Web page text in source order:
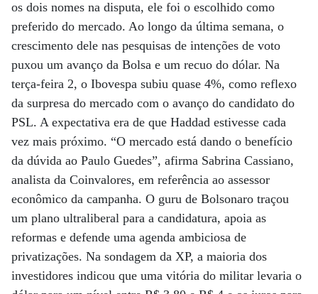
os dois nomes na disputa, ele foi o escolhido como
preferido do mercado. Ao longo da última semana, o
crescimento dele nas pesquisas de intenções de voto
puxou um avanço da Bolsa e um recuo do dólar. Na
terça-feira 2, o Ibovespa subiu quase 4%, como reflexo
da surpresa do mercado com o avanço do candidato do
PSL. A expectativa era de que Haddad estivesse cada
vez mais próximo. “O mercado está dando o benefício
da dúvida ao Paulo Guedes”, afirma Sabrina Cassiano,
analista da Coinvalores, em referência ao assessor
econômico da campanha. O guru de Bolsonaro traçou
um plano ultraliberal para a candidatura, apoia as
reformas e defende uma agenda ambiciosa de
privatizações. Na sondagem da XP, a maioria dos
investidores indicou que uma vitória do militar levaria o